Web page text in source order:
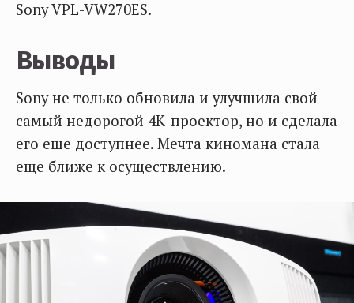
Sony VPL-VW270ES.
Выводы
Sony не только обновила и улучшила свой
самый недорогой 4К-проектор, но и сделала
его еще доступнее. Мечта киномана стала
еще ближе к осуществлению.